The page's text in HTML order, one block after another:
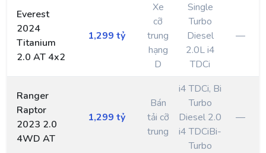
Everest
2024
Titanium
2.0 AT 4x2
1,299 tỷ
Xe
cỡ
trung
hạng
D
Single
Turbo
Diesel
2.0L i4
TDCi
—
Ranger
Raptor
2023 2.0
4WD AT
1,299 tỷ
Bán
tải cỡ
trung
i4 TDCi, Bi
Turbo
Diesel 2.0
i4 TDCiBi-
Turbo
—